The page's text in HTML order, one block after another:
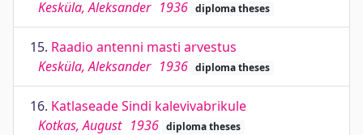
Kesküla, Aleksander 1936 diploma theses
15. Raadio antenni masti arvestus
Kesküla, Aleksander 1936 diploma theses
16. Katlaseade Sindi kalevivabrikule
Kotkas, August 1936 diploma theses